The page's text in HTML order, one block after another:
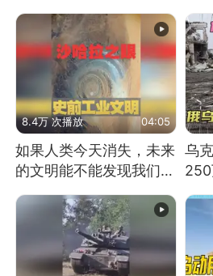
始？
是
8.4万 次播放 04:05
如果人类今天消失，未来
的文明能不能发现我们存
乌
250